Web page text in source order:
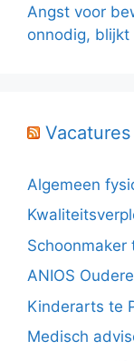
Angst voor
onnodig,
Algemeen
ANIOS
Kinderarts te
Medisch